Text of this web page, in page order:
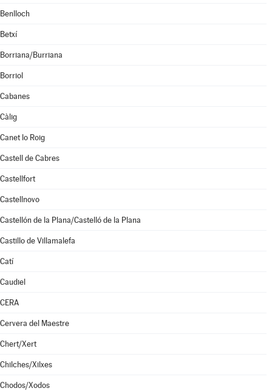
Benlloch
Betxí
Borriana/Burriana
Borriol
Cabanes
Càlig
Canet lo Roig
Castell de Cabres
Castellfort
Castellnovo
Castellón de la Plana/Castelló de la Plana
Castillo de Villamalefa
Catí
Caudiel
CERA
Cervera del Maestre
Chert/Xert
Chilches/Xilxes
Chodos/Xodos